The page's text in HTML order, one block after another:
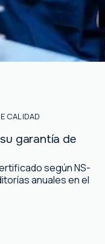
CALIDAD
garantía de
según NS-
anuales en el